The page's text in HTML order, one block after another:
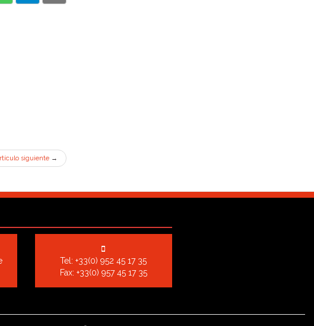
siguiente →
Tel:+33(0) 952 45 17 35
Fax: +33(0) 957 45 17 35